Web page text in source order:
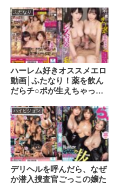
kibd00211
ふたなり
ハーレム好きオススメエロ
動画│ふたなり！薬を飲ん
だらチ○ポが生えちゃって
羽月希 蓮実クレア
wanz00654
ハイビジョン
デリヘルを呼んだら、なぜ
か潜入捜査官ごっこの嬢た